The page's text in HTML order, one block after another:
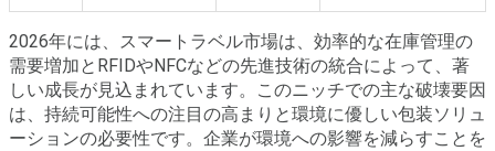
2026年には、スマートラベル市場は、効率的な在庫管理の
需要増加とRFIDやNFCなどの先進技術の統合によって、著
しい成長が見込まれています。このニッチでの主な破壊要因
は、持続可能性への注目の高まりと環境に優しい包装ソリュ
ーションの必要性です。企業が環境への影響を減らすことを